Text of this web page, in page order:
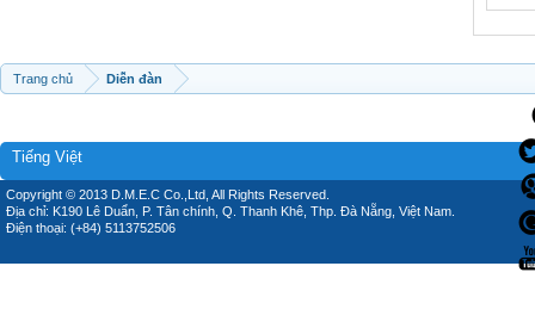
Trang chủ Diễn đàn
Tiếng Việt
Copyright © 2013 D.M.E.C Co.,Ltd, All Rights Reserved.
Địa chỉ: K190 Lê Duẩn, P. Tân chính, Q. Thanh Khê, Thp. Đà Nẵng, Việt Nam.
Điện thoại: (+84) 5113752506